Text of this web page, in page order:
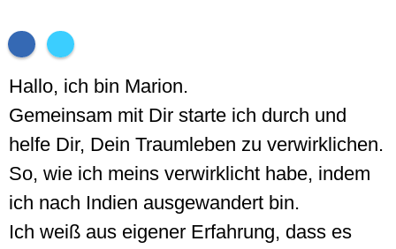
Hallo, ich bin Marion.
Gemeinsam mit Dir starte ich durch und
helfe Dir, Dein Traumleben zu verwirklichen.
So, wie ich meins verwirklicht habe, indem
ich nach Indien ausgewandert bin.
Ich weiß aus eigener Erfahrung, dass es